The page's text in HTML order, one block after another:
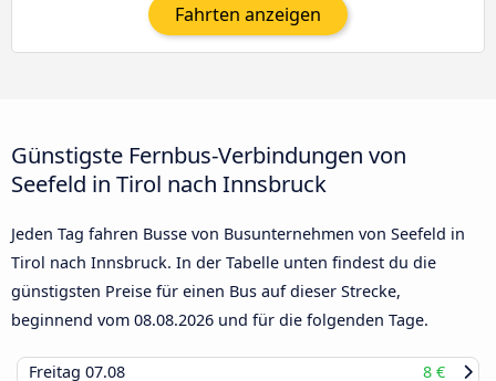
Fahrten anzeigen
Günstigste Fernbus-Verbindungen von
Seefeld in Tirol nach Innsbruck
Jeden Tag fahren Busse von Busunternehmen von Seefeld in
Tirol nach Innsbruck. In der Tabelle unten findest du die
günstigsten Preise für einen Bus auf dieser Strecke,
beginnend vom 08.08.2026 und für die folgenden Tage.
Freitag 07.08
8 €